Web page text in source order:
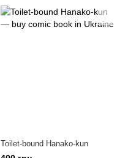
Toilet-bound Hanako-kun